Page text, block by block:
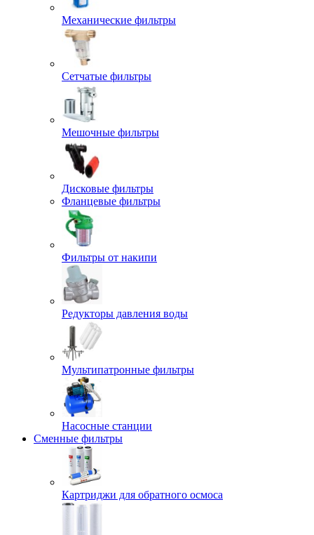
Механические фильтры
Сетчатые фильтры
Мешочные фильтры
Дисковые фильтры
Фланцевые фильтры
Фильтры от накипи
Редукторы давления воды
Мультипатронные фильтры
Насосные станции
Сменные фильтры
Картриджи для обратного осмоса